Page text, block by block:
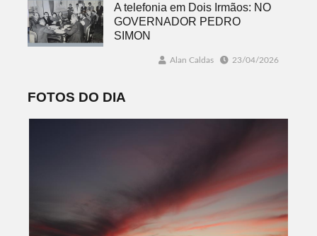
A telefonia em Dois Irmãos: NO
GOVERNADOR PEDRO
SIMON
Alan Caldas 23/04/2026
FOTOS DO DIA